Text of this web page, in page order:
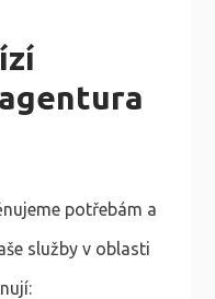
potřebám a
služby v oblasti